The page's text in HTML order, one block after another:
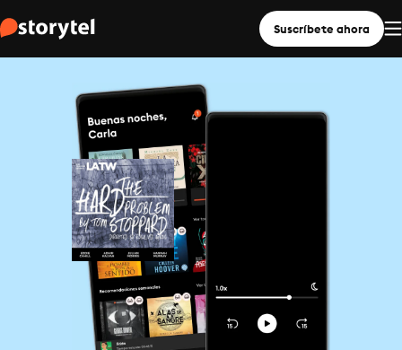
Suscríbete ahora